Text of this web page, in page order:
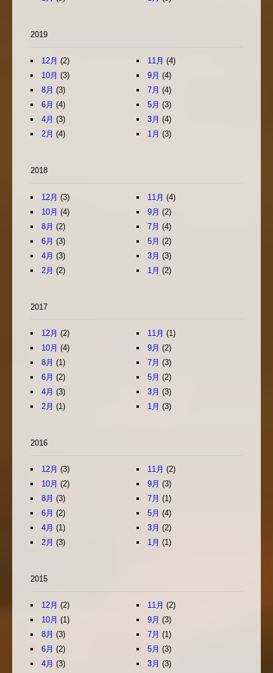
2019
12月 (2) 11月 (4)
10月 (3) 9月 (4)
8月 (3) 7月 (4)
6月 (4) 5月 (3)
4月 (3) 3月 (4)
2月 (4) 1月 (3)
2018
12月 (3) 11月 (4)
10月 (4) 9月 (2)
8月 (2) 7月 (4)
6月 (3) 5月 (2)
4月 (3) 3月 (3)
2月 (2) 1月 (2)
2017
12月 (2) 11月 (1)
10月 (4) 9月 (2)
8月 (1) 7月 (3)
6月 (2) 5月 (2)
4月 (3) 3月 (3)
2月 (1) 1月 (3)
2016
12月 (3) 11月 (2)
10月 (2) 9月 (3)
8月 (3) 7月 (1)
6月 (2) 5月 (4)
4月 (1) 3月 (2)
2月 (3) 1月 (1)
2015
12月 (2) 11月 (2)
10月 (1) 9月 (3)
8月 (3) 7月 (1)
6月 (2) 5月 (3)
4月 (3) 3月 (3)